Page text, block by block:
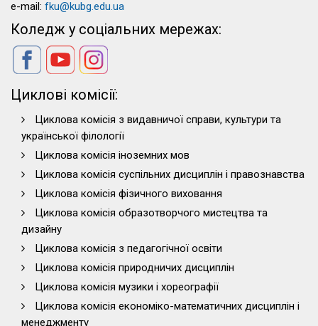
e-mail: fku@kubg.edu.ua
Коледж у соціальних мережах:
Циклові комісії:
Циклова комісія з видавничої справи, культури та
української філології
Циклова комісія іноземних мов
Циклова комісія суспільних дисциплін і правознавства
Циклова комісія фізичного виховання
Циклова комісія образотворчого мистецтва та
дизайну
Циклова комісія з педагогічної освіти
Циклова комісія природничих дисциплін
Циклова комісія музики і хореографії
Циклова комісія економіко-математичних дисциплін і
менеджменту